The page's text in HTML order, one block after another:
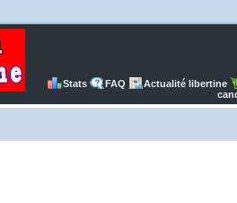
Stats FAQ
Actualité libertine